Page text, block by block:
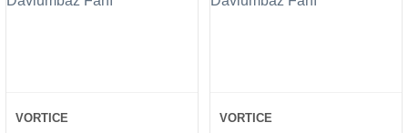
VORTICE
VORTICE